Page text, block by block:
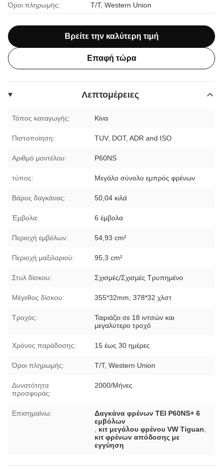
Όροι πληρωμής: T/T, Western Union
Βρείτε την καλύτερη τιμή
Επαφή τώρα
Λεπτομέρειες
Τόπος καταγωγής: Κίνα
Πιστοποίηση: TUV, DOT, ADR and ISO
Αριθμό μοντέλου: P60NS
τύπος: Μεγάλο σύνολο εμπρός φρένων
Βάρος δαγκάνας: 50,04 κιλά
Έμβολα: 6 έμβολα
Περιοχή εμβόλων: 54,93 cm²
Περιοχή μαξιλαριού: 95,3 cm²
Στυλ δίσκου: Σχισμές/Σχισμές Τρυπημένο
Μέγεθος δίσκου: 355*32mm; 378*32 χλστ
Τροχός:
Ταιριάζει σε 18 ιντσών και
μεγαλύτερο τροχό
Χρόνος παράδοσης: 15 έως 30 ημέρες
Όροι πληρωμής: T/T, Western Union
Δυνατότητα
προσφοράς:
2000/Μήνες
Επισημαίνω:
Δαγκάνα φρένων TEI P60NS+ 6
εμβόλων
κιτ μεγάλου φρένου VW Tiguan
κιτ φρένων απόδοσης με
εγγύηση